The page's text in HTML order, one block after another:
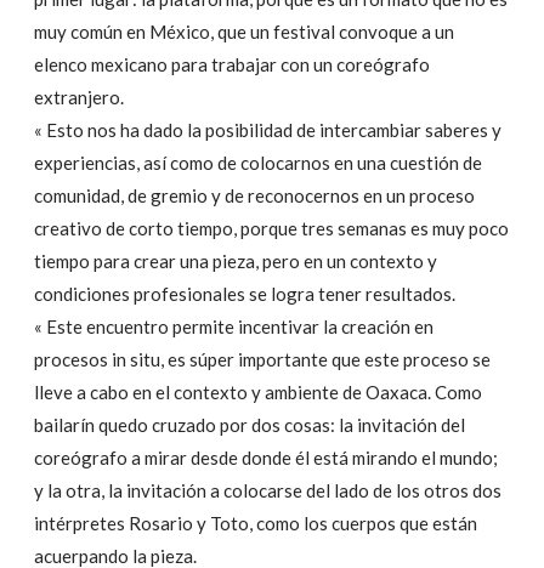
muy común en México, que un festival convoque a un
elenco mexicano para trabajar con un coreógrafo
extranjero.
« Esto nos ha dado la posibilidad de intercambiar saberes y
experiencias, así como de colocarnos en una cuestión de
comunidad, de gremio y de reconocernos en un proceso
creativo de corto tiempo, porque tres semanas es muy poco
tiempo para crear una pieza, pero en un contexto y
condiciones profesionales se logra tener resultados.
« Este encuentro permite incentivar la creación en
procesos in situ, es súper importante que este proceso se
lleve a cabo en el contexto y ambiente de Oaxaca. Como
bailarín quedo cruzado por dos cosas: la invitación del
coreógrafo a mirar desde donde él está mirando el mundo;
y la otra, la invitación a colocarse del lado de los otros dos
intérpretes Rosario y Toto, como los cuerpos que están
acuerpando la pieza.